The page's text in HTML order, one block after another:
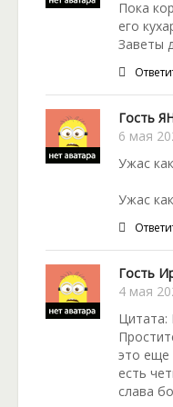
Пока
его
Заветы
Гость
6 мая
Ужас
Ужас
Гость
4 мая
Цитата:
это еще
есть
слава